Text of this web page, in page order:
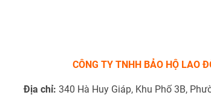
CÔNG TY TNHH BẢO HỘ LAO
Địa chỉ: 340 Hà Huy Giáp, Khu Phố 3B,